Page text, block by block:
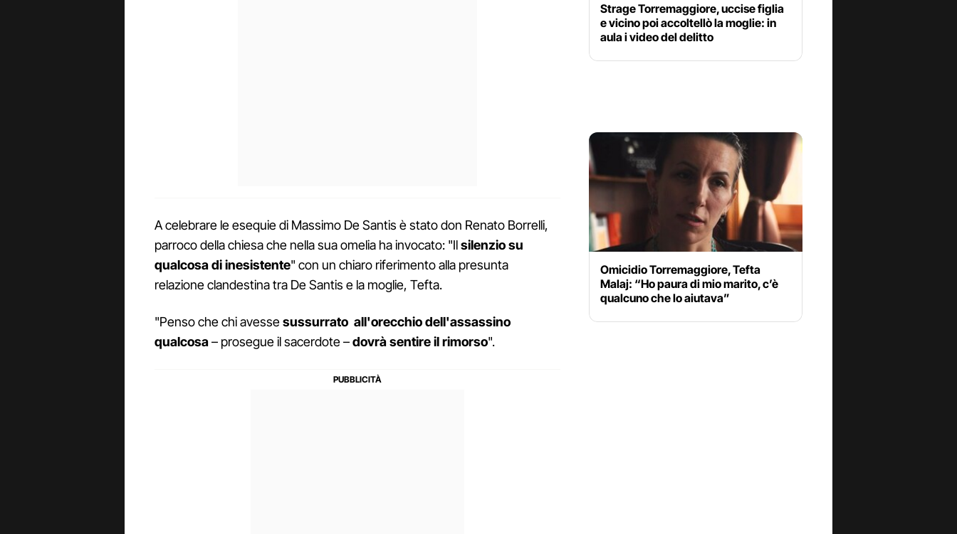
A celebrare le esequie di Massimo De Santis è stato don Renato Borrelli,
parroco della chiesa che nella sua omelia ha invocato: "Ilsilenzio su
qualcosa di inesistente" con un chiaro riferimento alla presunta
relazione clandestina tra De Santis e la moglie, Tefta.
"Penso che chi avessesussurrato all'orecchio dell'assassino
qualcosa– prosegue il sacerdote –dovrà sentire il rimorso".
Strage Torremaggiore, uccise figlia
e vicino poi accoltellò la moglie: in
aula i video del delitto
Omicidio Torremaggiore, Tefta
Malaj: “Ho paura di mio marito, c’è
qualcuno che lo aiutava”